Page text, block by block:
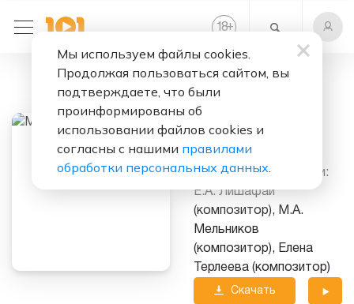
18+
Мысли
Над треком работали:
Е.А. Лишафай
(композитор), М.А.
Мельников
(композитор), Елена
Терлеева (композитор)
Скачать
Мы используем файлы cookies.
Продолжая пользоваться сайтом, вы
подтверждаете, что были
проинформированы об
использовании файлов cookies и
согласны с нашими правилами
обработки персональных данных.